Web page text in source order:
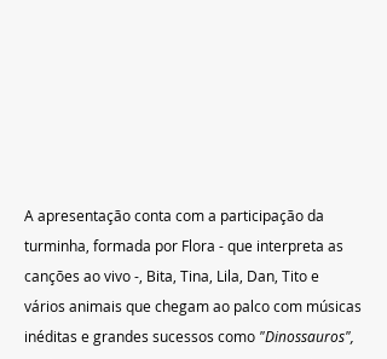
A apresentação conta com a participação da
turminha, formada por Flora - que interpreta as
canções ao vivo -, Bita, Tina, Lila, Dan, Tito e
vários animais que chegam ao palco com músicas
inéditas e grandes sucessos como "Dinossauros",